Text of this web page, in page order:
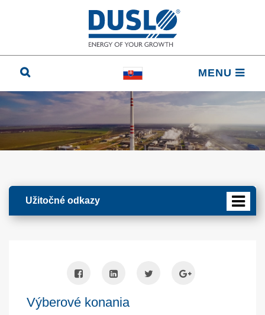
MENU
Užitočné odkazy
Výberové konania